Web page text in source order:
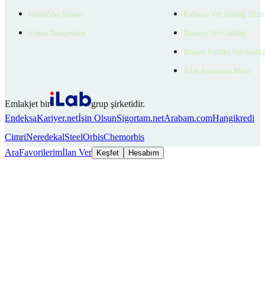
EmlakZeka Asistan
Uzman Danışmanlar
Kullanıcı Veri Gizliliği
Ziyaretçi Veri Gizliliği
Müşteri Yetkilisi Veri
Aday Aydınlatma Metni
Emlakjet bir
grup şirketidir.
EndeksaKariyer.netİşin OlsunSigortam.netArabam.comHangikredi
CimriNeredekalSteelOrbisChemorbis
AraFavorilerimİlan Ver Keşfet Hesabım